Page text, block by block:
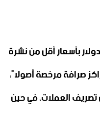
بأسعار أقل من نشرة
صرافة مرخصة أصولاً،
تصريف العملات، في حين